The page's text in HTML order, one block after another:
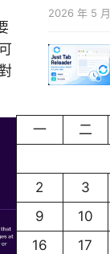
2026 年 5
一
二
2
3
9
10
16
17